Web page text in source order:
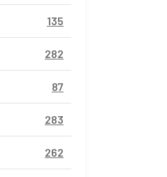
135
282
87
283
262